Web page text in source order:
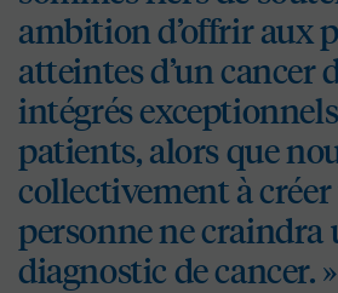
ambition d’offrir aux
atteintes d’un cancer
intégrés
patients, alors que
collectivement à
personne ne craindra
diagnostic de cancer. »